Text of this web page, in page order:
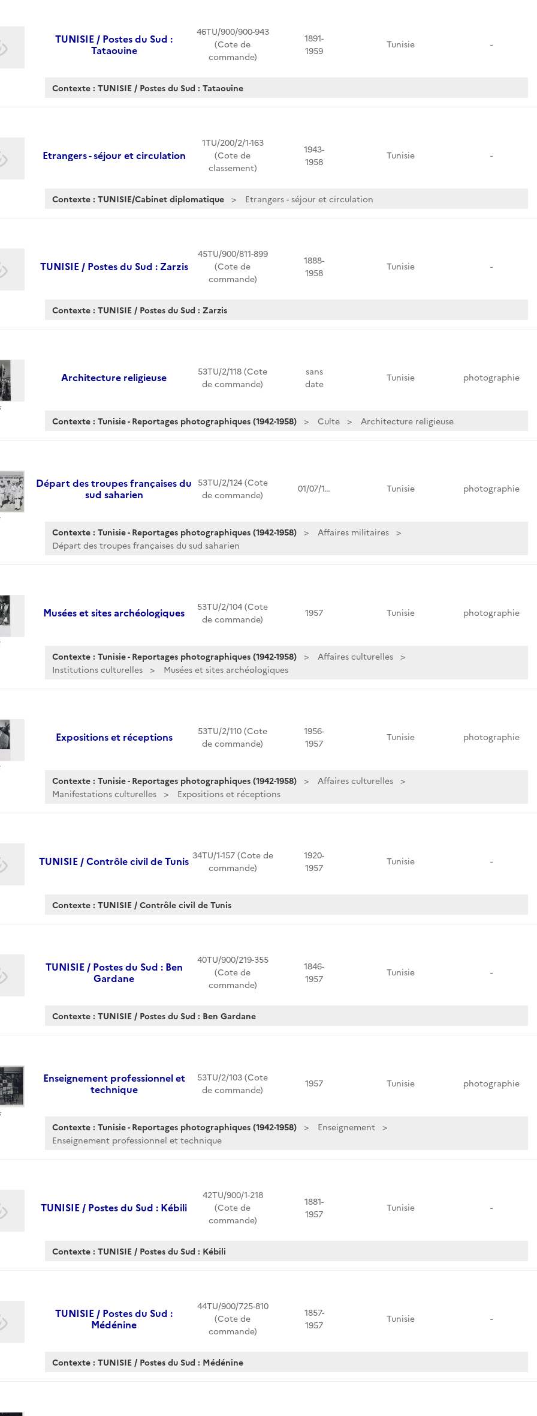
TUNISIE / Postes du Sud :
Tataouine
46TU/900/900-943
(Cote de
commande)
1891-
1959
Tunisie -
Contexte : TUNISIE / Postes du Sud : Tataouine
Etrangers - séjour et circulation
1TU/200/2/1-163
(Cote de
classement)
1943-
1958
Tunisie -
Contexte : TUNISIE/Cabinet diplomatique Etrangers - séjour et circulation
TUNISIE / Postes du Sud : Zarzis
45TU/900/811-899
(Cote de
commande)
1888-
1958
Tunisie -
Contexte : TUNISIE / Postes du Sud : Zarzis
Architecture religieuse
53TU/2/118 (Cote
de commande)
sans
date
Tunisie photographie
Contexte : Tunisie - Reportages photographiques (1942-1958) Culte Architecture religieuse
Départ des troupes françaises du
sud saharien
53TU/2/124 (Cote
de commande)
01/07/1… Tunisie photographie
Contexte : Tunisie - Reportages photographiques (1942-1958)
Affaires militaires
Départ des troupes françaises du sud saharien
Musées et sites archéologiques
53TU/2/104 (Cote
de commande)
1957 Tunisie photographie
Contexte : Tunisie - Reportages photographiques (1942-1958)
Affaires culturelles
Institutions culturelles
Musées et sites archéologiques
Expositions et réceptions
53TU/2/110 (Cote
de commande)
1956-
1957
Tunisie photographie
Contexte : Tunisie - Reportages photographiques (1942-1958)
Affaires culturelles
Manifestations culturelles
Expositions et réceptions
TUNISIE / Contrôle civil de Tunis 34TU/1-157 (Cote de
commande)
1920-
1957
Tunisie -
Contexte : TUNISIE / Contrôle civil de Tunis
TUNISIE / Postes du Sud : Ben
Gardane
40TU/900/219-355
(Cote de
commande)
1846-
1957
Tunisie -
Contexte : TUNISIE / Postes du Sud : Ben Gardane
Enseignement professionnel et
technique
53TU/2/103 (Cote
de commande)
1957 Tunisie photographie
Contexte : Tunisie - Reportages photographiques (1942-1958)
Enseignement
Enseignement professionnel et technique
TUNISIE / Postes du Sud : Kébili
42TU/900/1-218
(Cote de
commande)
1881-
1957
Tunisie -
Contexte : TUNISIE / Postes du Sud : Kébili
TUNISIE / Postes du Sud :
Médénine
44TU/900/725-810
(Cote de
commande)
1857-
1957
Tunisie -
Contexte : TUNISIE / Postes du Sud : Médénine